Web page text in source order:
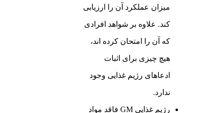
میزان عملکرد آن را ارزیابی
کند. علاوه بر شواهد افرادی
که آن را امتحان کرده اند،
هیچ چیزی برای اثبات
ادعاهای رژیم غذایی وجود
ندارد.
رژیم غذایی GM فاقد مواد